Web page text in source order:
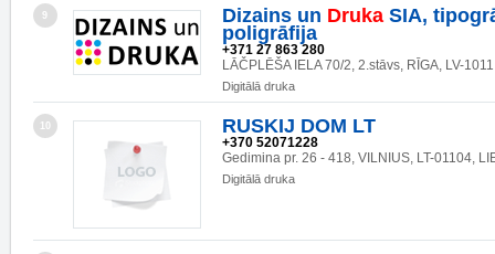
9 Dizains un Druka SIA,
poligrāfija
+371 27 863 280
LĀČPLĒŠA IELA 70/2, 2.stāvs, RĪGA, LV-1011
Digitālā druka
10 RUSKIJ DOM LT
+370 52071228
Gedimina pr. 26 - 418, VILNIUS, LT-01104,
Digitālā druka